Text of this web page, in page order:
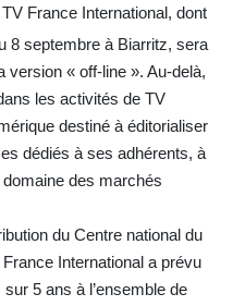
France International, dont
8 septembre à Biarritz, sera
version « off-line ». Au-delà,
les activités de TV
destiné à éditorialiser
dédiés à ses adhérents, à
domaine des marchés
du Centre national du
International a prévu
5 ans à l’ensemble de